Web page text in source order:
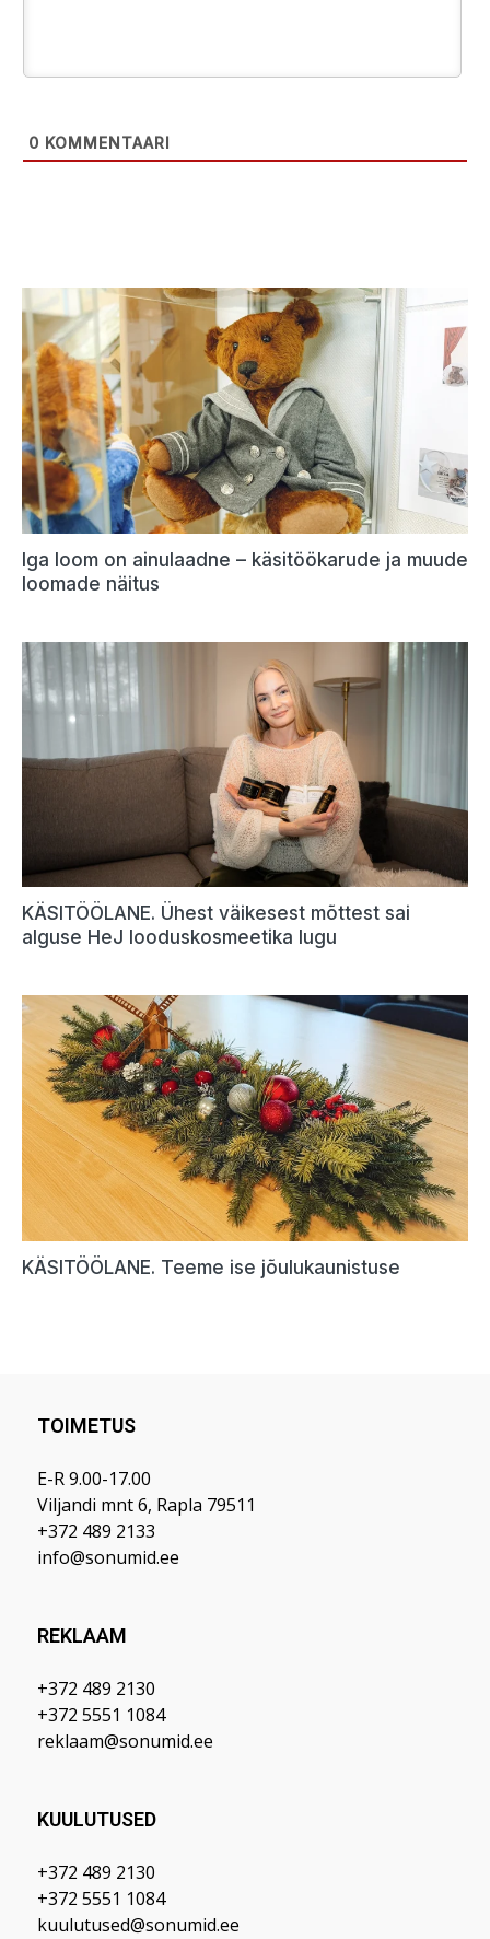
TOIMETUS
E-R 9.00-17.00
Viljandi mnt 6, Rapla 79511
+372 489 2133
info@sonumid.ee
REKLAAM
+372 489 2130
+372 5551 1084
reklaam@sonumid.ee
KUULUTUSED
+372 489 2130
+372 5551 1084
kuulutused@sonumid.ee